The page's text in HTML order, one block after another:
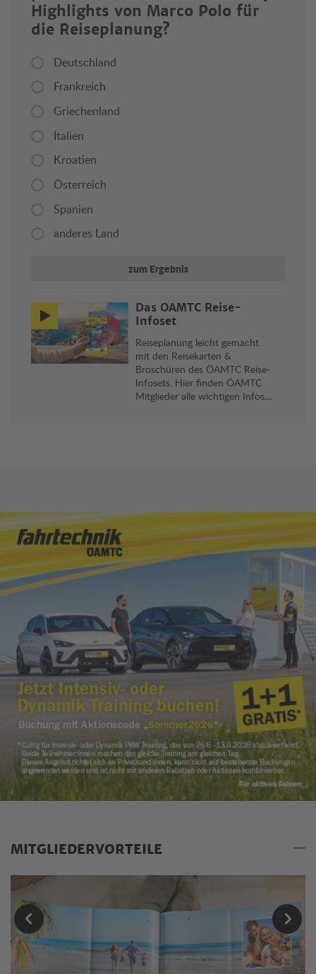
Highlights von Marco Polo für
die Reiseplanung?
Deutschland
Frankreich
Griechenland
Italien
Kroatien
Österreich
Spanien
anderes Land
zum Ergebnis
Das ÖAMTC Reise-
Infoset
Reiseplanung leicht gemacht
mit den Reisekarten &
Broschüren des ÖAMTC Reise-
Infosets. Hier finden ÖAMTC
Mitglieder alle wichtigen Infos
MITGLIEDERVORTEILE
Mitgliedervorteile